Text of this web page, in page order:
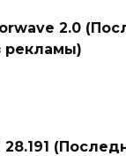
2.0
рекламы)
28.191